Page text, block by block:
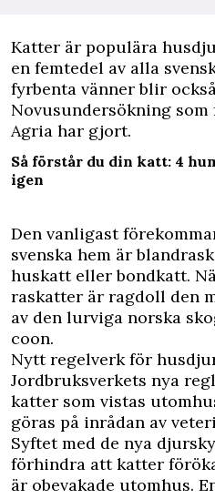
Katter är populära
en femtedel av alla
fyrbenta vänner blir
Novusundersökning
Agria har gjort.
Så förstår du din katt: 4
igen
Den vanligast
svenska hem är
huskatt eller bondkatt.
raskatter är ragdoll den
av den lurviga norska
coon.
Nytt regelverk för
Jordbruksverkets nya
katter som vistas
göras på inrådan av
Syftet med de nya
förhindra att katter
är obevakade utomhus.